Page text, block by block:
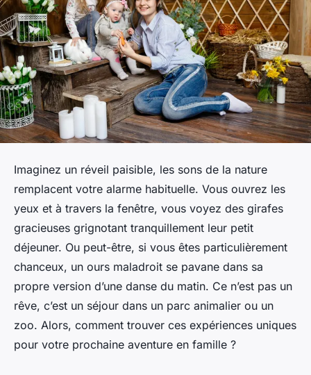
Imaginez un réveil paisible, les sons de la nature
remplacent votre alarme habituelle. Vous ouvrez les
yeux et à travers la fenêtre, vous voyez des girafes
gracieuses grignotant tranquillement leur petit
déjeuner. Ou peut-être, si vous êtes particulièrement
chanceux, un ours maladroit se pavane dans sa
propre version d’une danse du matin. Ce n’est pas un
rêve, c’est un séjour dans un parc animalier ou un
zoo. Alors, comment trouver ces expériences uniques
pour votre prochaine aventure en famille ?